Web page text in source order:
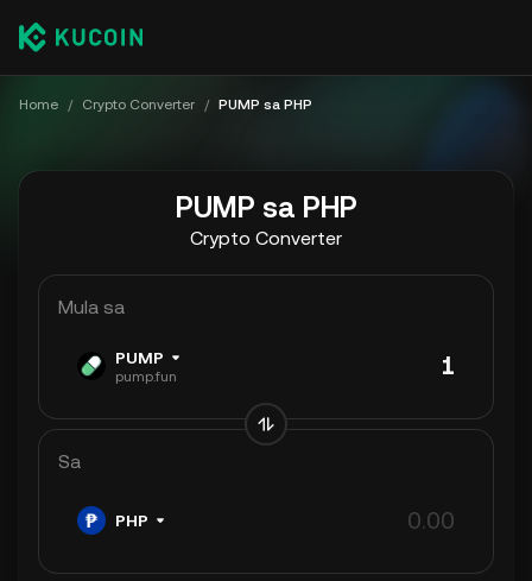
Home / Crypto Converter / PUMP sa PHP
PUMP sa PHP
Crypto Converter
Mula sa
PUMP
pump.fun
Sa
PHP